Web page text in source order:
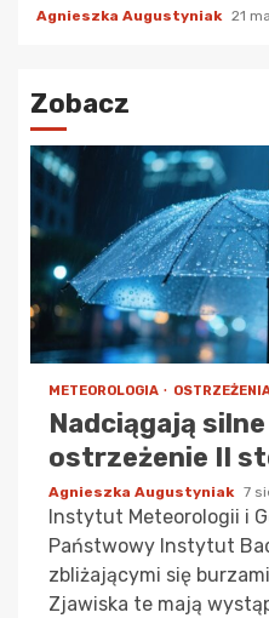
Agnieszka Augustyniak 21
Zobacz
METEOROLOGIA
Nadciągają
ostrzeżenie II
Agnieszka Augustyniak 7
Instytut Meteorologii i
Państwowy Instytut
zbliżającymi się
Zjawiska te mają